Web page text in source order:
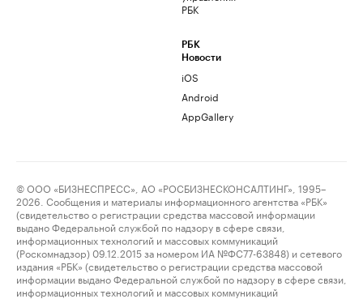
РБК
РБК
Новости
iOS
Android
AppGallery
© ООО «БИЗНЕСПРЕСС», АО «РОСБИЗНЕСКОНСАЛТИНГ», 1995–
2026. Сообщения и материалы информационного агентства «РБК»
(свидетельство о регистрации средства массовой информации
выдано Федеральной службой по надзору в сфере связи,
информационных технологий и массовых коммуникаций
(Роскомнадзор) 09.12.2015 за номером ИА №ФС77-63848) и сетевого
издания «РБК» (свидетельство о регистрации средства массовой
информации выдано Федеральной службой по надзору в сфере связи,
информационных технологий и массовых коммуникаций